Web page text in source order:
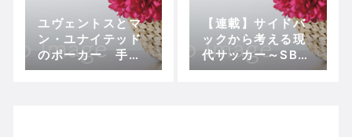
ユヴェントスとマ
ン・ユナイテッド
のポーカー 手札
はビダルとマタ？
【連載】サイドバ
ックから考える現
代サッカー～SB誕
生の歴史的背景